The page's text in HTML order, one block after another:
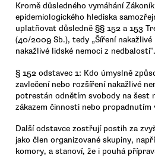
Kromě důsledného vymáhání
epidemiologického hlediska
uplatňovat důsledně §§ 152 a 153
(40/2009 Sb.), tedy „Šíření nakažlivé
nakažlivé lidské nemoci z nedbalosti‟.
§ 152 odstavec 1: Kdo úmyslně
zavlečení nebo rozšíření nakažlivé
potrestán odnětím svobody na šest
zákazem činnosti nebo propadnutím
Další odstavce zostřují postih za
jako člen organizované skupiny,
komory, a stanoví, že i pouhá